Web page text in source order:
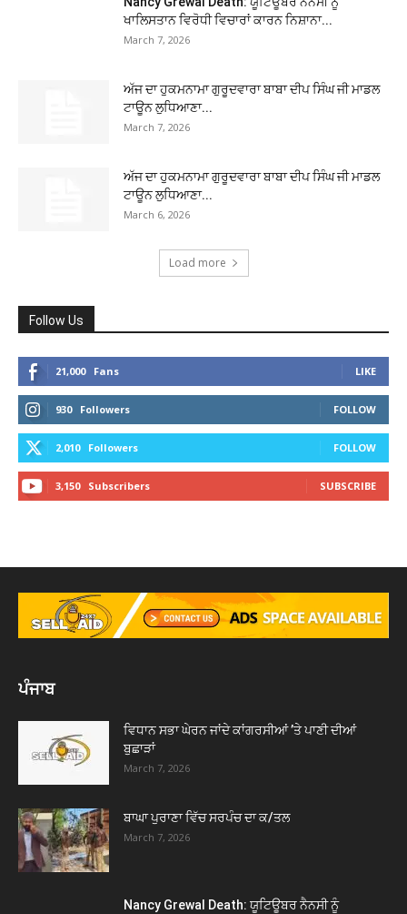
ਖਾਲਿਸਤਾਨ ਵਿਰੋਧੀ ਵਿਚਾਰਾਂ ਕਾਰਨ ਨਿਸ਼ਾਨਾ...
March 7, 2026
ਅੱਜ ਦਾ ਹੁਕਮਨਾਮਾ ਗੁਰੂਦਵਾਰਾ ਬਾਬਾ ਦੀਪ ਸਿੰਘ ਜੀ ਮਾਡਲ
ਟਾਊਨ ਲੁਧਿਆਣਾ...
March 7, 2026
ਅੱਜ ਦਾ ਹੁਕਮਨਾਮਾ ਗੁਰੂਦਵਾਰਾ ਬਾਬਾ ਦੀਪ ਸਿੰਘ ਜੀ ਮਾਡਲ
ਟਾਊਨ ਲੁਧਿਆਣਾ...
March 6, 2026
Load more
Follow Us
21,000 Fans LIKE
930 Followers FOLLOW
2,010 Followers FOLLOW
3,150 Subscribers SUBSCRIBE
ਪੰਜਾਬ
ਵਿਧਾਨ ਸਭਾ ਘੇਰਨ ਜਾਂਦੇ ਕਾਂਗਰਸੀਆਂ ’ਤੇ ਪਾਣੀ ਦੀਆਂ
ਬੁਛਾੜਾਂ
March 7, 2026
ਬਾਘਾ ਪੁਰਾਣਾ ਵਿੱਚ ਸਰਪੰਚ ਦਾ ਕ/ਤਲ
March 7, 2026
Nancy Grewal Death: ਯੂਟਿਊਬਰ ਨੈਨਸੀ ਨੂੰ